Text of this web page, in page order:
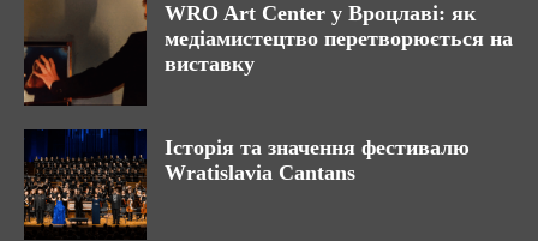
WRO Art Center у Вроцлаві: як
медіамистецтво перетворюється на
виставку
Історія та значення фестивалю
Wratislavia Cantans